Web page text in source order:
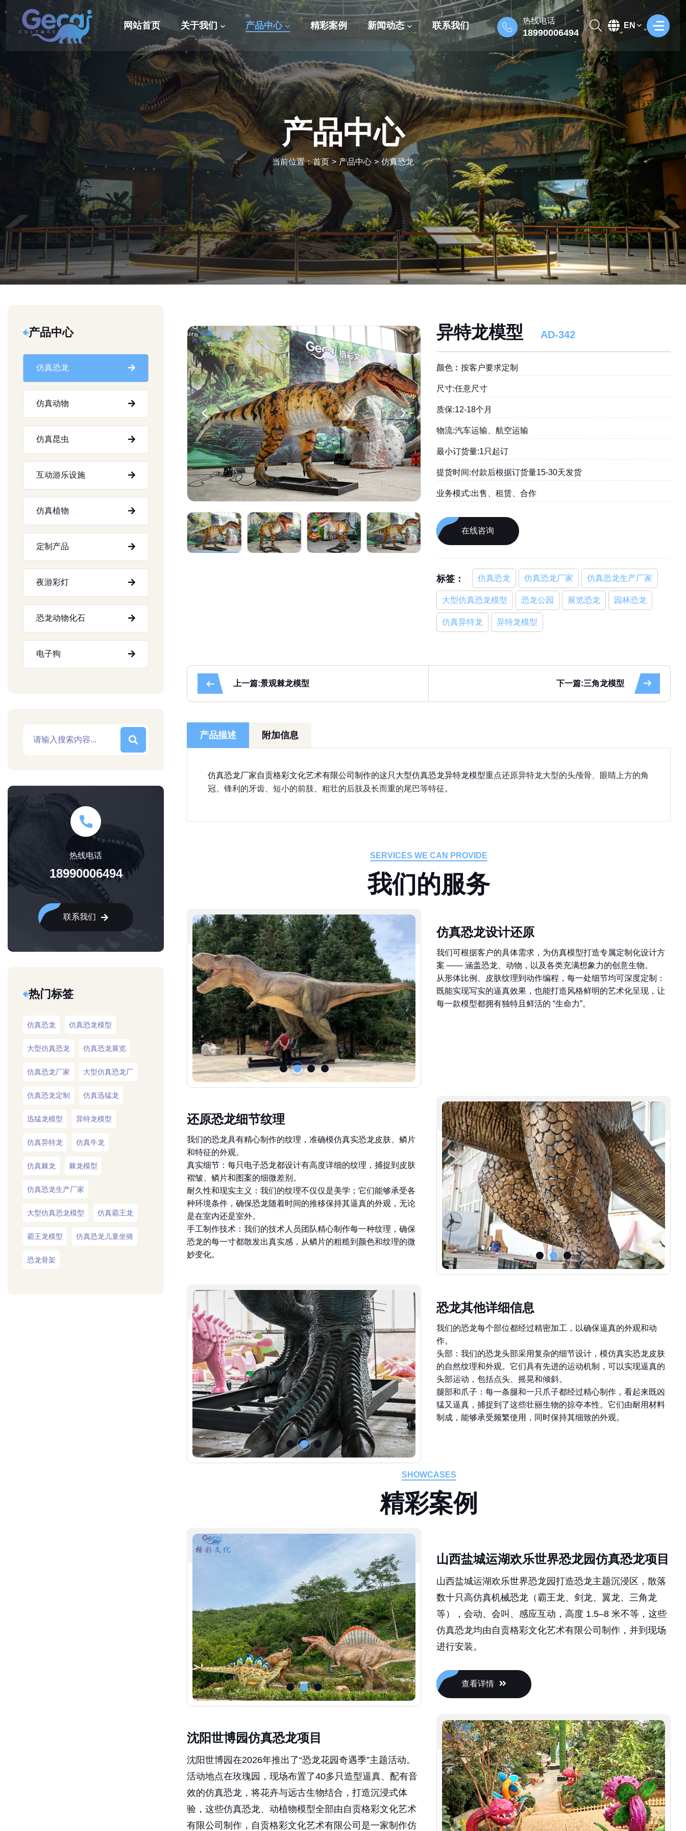
网站首页 关于我们 产品中心 精彩案例 新闻动态 联系我们 热线电话
18990006494
EN
产品中心
当前位置：首页 > 产品中心 > 仿真恐龙
异特龙模型 AD-342
颜色︰按客户要求定制
尺寸:任意尺寸
质保:12-18个月
物流:汽车运输、航空运输
最小订货量:1只起订
提货时间:付款后根据订货量15-30天发货
业务模式:出售、租赁、合作
在线咨询
标签： 仿真恐龙 仿真恐龙厂家 仿真恐龙生产厂家
大型仿真恐龙模型 恐龙公园 展览恐龙 园林恐龙
仿真异特龙 异特龙模型
上一篇:景观棘龙模型 下一篇:三角龙模型
产品描述 附加信息
仿真恐龙厂家自贡格彩文化艺术有限公司制作的这只大型仿真恐龙异特龙模型重点还原异特龙大型的头颅骨、眼睛上方的角
冠、锋利的牙齿、短小的前肢、粗壮的后肢及长而重的尾巴等特征。
SERVICES WE CAN PROVIDE
我们的服务
仿真恐龙设计还原
我们可根据客户的具体需求，为仿真模型打造专属定制化设计方
案 —— 涵盖恐龙、动物，以及各类充满想象力的创意生物。
从形体比例、皮肤纹理到动作编程，每一处细节均可深度定制：
既能实现写实的逼真效果，也能打造风格鲜明的艺术化呈现，让
每一款模型都拥有独特且鲜活的 “生命力”。
还原恐龙细节纹理
我们的恐龙具有精心制作的纹理，准确模仿真实恐龙皮肤、鳞片
和特征的外观。
真实细节：每只电子恐龙都设计有高度详细的纹理，捕捉到皮肤
褶皱、鳞片和图案的细微差别。
耐久性和现实主义：我们的纹理不仅仅是美学；它们能够承受各
种环境条件，确保恐龙随着时间的推移保持其逼真的外观，无论
是在室内还是室外。
手工制作技术：我们的技术人员团队精心制作每一种纹理，确保
恐龙的每一寸都散发出真实感，从鳞片的粗糙到颜色和纹理的微
妙变化。
恐龙其他详细信息
我们的恐龙每个部位都经过精密加工，以确保逼真的外观和动
作。
头部：我们的恐龙头部采用复杂的细节设计，模仿真实恐龙皮肤
的自然纹理和外观。它们具有先进的运动机制，可以实现逼真的
头部运动，包括点头、摇晃和倾斜。
腿部和爪子：每一条腿和一只爪子都经过精心制作，看起来既凶
猛又逼真，捕捉到了这些壮丽生物的掠夺本性。它们由耐用材料
制成，能够承受频繁使用，同时保持其细致的外观。
SHOWCASES
精彩案例
山西盐城运湖欢乐世界恐龙园仿真恐龙项目
山西盐城运湖欢乐世界恐龙园打造恐龙主题沉浸区，散落
数十只高仿真机械恐龙（霸王龙、剑龙、翼龙、三角龙
等），会动、会叫、感应互动，高度 1.5–8 米不等，这些
仿真恐龙均由自贡格彩文化艺术有限公司制作，并到现场
进行安装。
查看详情
沈阳世博园仿真恐龙项目
沈阳世博园在2026年推出了“恐龙花园奇遇季”主题活动。
活动地点在玫瑰园，现场布置了40多只造型逼真、配有音
效的仿真恐龙，将花卉与远古生物结合，打造沉浸式体
验，这些仿真恐龙、动植物模型全部由自贡格彩文化艺术
有限公司制作，自贡格彩文化艺术有限公司是一家制作仿
产品中心
仿真恐龙
仿真动物
仿真昆虫
互动游乐设施
仿真植物
定制产品
夜游彩灯
恐龙动物化石
电子狗
热线电话
18990006494
联系我们
热门标签
仿真恐龙 仿真恐龙模型
大型仿真恐龙 仿真恐龙展览
仿真恐龙厂家 大型仿真恐龙厂
仿真恐龙定制 仿真迅猛龙
迅猛龙模型 异特龙模型
仿真异特龙 仿真牛龙
仿真棘龙 棘龙模型
仿真恐龙生产厂家
大型仿真恐龙模型 仿真霸王龙
霸王龙模型 仿真恐龙儿童坐骑
恐龙骨架